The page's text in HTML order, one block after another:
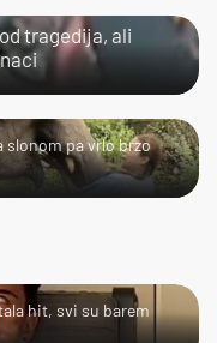
tragedija, ali
pa vrlo brzo
hit, svi su barem